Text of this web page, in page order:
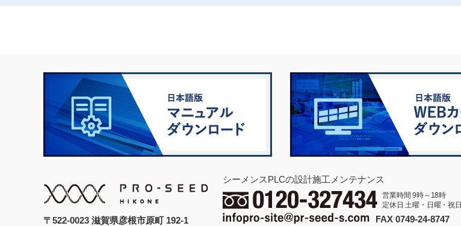
〒522-0023 滋賀県彦根市原町 192-1
シーメンスPLCの設計施工メンテナンス
営業時間 9時～18時
定休日 土曜・日曜・祝日
FAX 0749-24-8747